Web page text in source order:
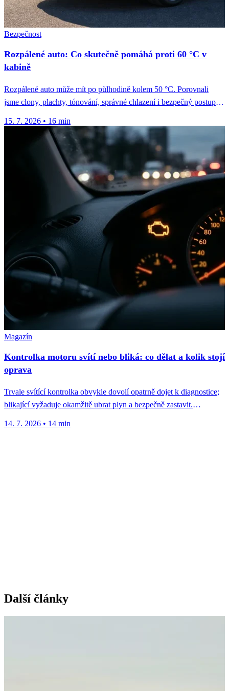
Bezpečnost
Rozpálené auto: Co skutečně pomáhá proti 60 °C v
kabině
Rozpálené auto může mít po půlhodině kolem 50 °C. Porovnali
jsme clony, plachty, tónování, správné chlazení i bezpečný postup
15. 7. 2026 • 16 min
Magazín
Kontrolka motoru svítí nebo bliká: co dělat a kolik stojí
oprava
Trvale svítící kontrolka obvykle dovolí opatrně dojet k diagnostice;
blikající vyžaduje okamžitě ubrat plyn a bezpečně zastavit.
14. 7. 2026 • 14 min
Další články